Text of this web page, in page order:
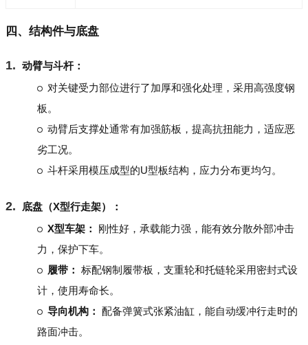
四、结构件与底盘
动臂与斗杆：
对关键受力部位进行了加厚和强化处理，采用高强度钢
板。
动臂后支撑处通常有加强筋板，提高抗扭能力，适应恶
劣工况。
斗杆采用模压成型的U型板结构，应力分布更均匀。
底盘（X型行走架）：
X型车架：
刚性好，承载能力强，能有效分散外部冲击
力，保护下车。
履带： 标配钢制履带板，支重轮和托链轮采用密封式设
计，使用寿命长。
导向机构： 配备弹簧式张紧油缸，能自动缓冲行走时的
路面冲击。